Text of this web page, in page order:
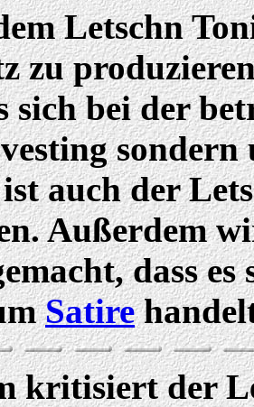
Letschn
zu
sich bei der
sondern
auch der
Außerdem
dass
Satire
kritisiert der